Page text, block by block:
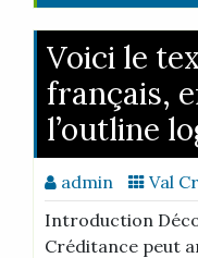
Voici le
français,
l’outline
admin Val
Introduction
Créditance peut